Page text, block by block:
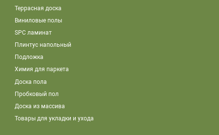
Террасная доска
Виниловые полы
SPC ламинат
Плинтус напольный
Подложка
Химия для паркета
Доска пола
Пробковый пол
Доска из массива
Товары для укладки и ухода